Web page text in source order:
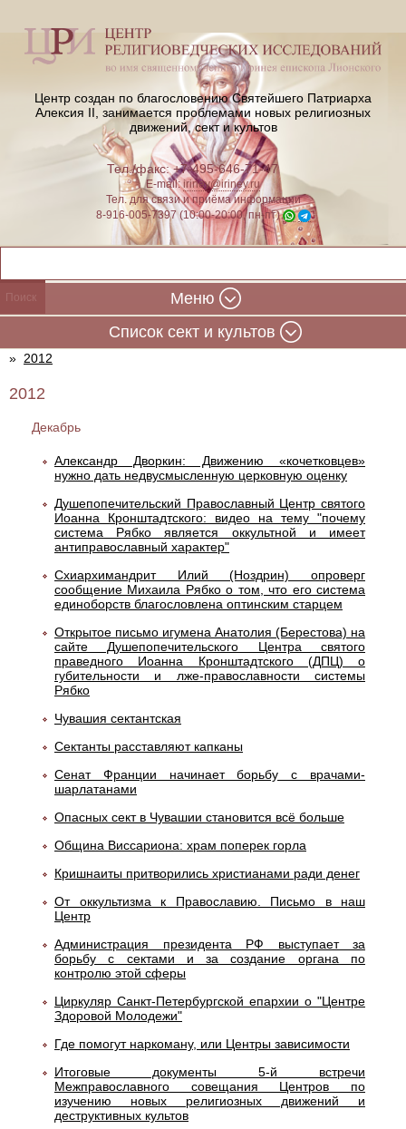
Центр создан по благословению Святейшего Патриарха
Алексия II, занимается проблемами новых религиозных
движений, сект и культов
Тел./факс: +7-495-646-71-47
E-mail:iriney@iriney.ru
Тел. для связи и приёма информации
8-916-005-7397 (10:00-20:00, пн-пт)
Меню
Cписок сект и культов
» 2012
2012
Декабрь
Александр Дворкин: Движению «кочетковцев»
нужно дать недвусмысленную церковную оценку
Душепопечительский Православный Центр святого
Иоанна Кронштадтского: видео на тему "почему
система Рябко является оккультной и имеет
антиправославный характер"
Схиархимандрит Илий (Ноздрин) опроверг
сообщение Михаила Рябко о том, что его система
единоборств благословлена оптинским старцем
Открытое письмо игумена Анатолия (Берестова) на
сайте Душепопечительского Центра святого
праведного Иоанна Кронштадтского (ДПЦ) о
губительности и лже-правоcлавности системы
Рябко
Чувашия сектантская
Сектанты расставляют капканы
Сенат Франции начинает борьбу с врачами-
шарлатанами
Опасных сект в Чувашии становится всё больше
Община Виссариона: храм поперек горла
Кришнаиты притворились христианами ради денег
От оккультизма к Православию. Письмо в наш
Центр
Администрация президента РФ выступает за
борьбу с сектами и за создание органа по
контролю этой сферы
Циркуляр Санкт-Петербургской епархии о "Центре
Здоровой Молодежи"
Где помогут наркоману, или Центры зависимости
Итоговые документы 5-й встречи
Межправославного совещания Центров по
изучению новых религиозных движений и
деструктивных культов